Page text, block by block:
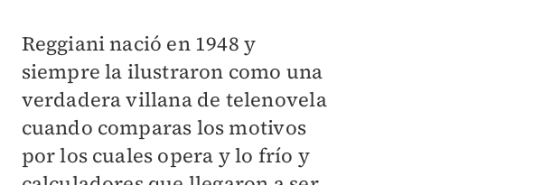
Reggiani nació en 1948 y
siempre la ilustraron como una
verdadera villana de telenovela
cuando comparas los motivos
por los cuales opera y lo frío y